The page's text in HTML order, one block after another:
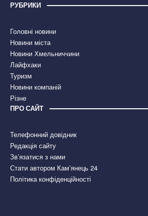
РУБРИКИ
Головні новини
Новини міста
Новини Хмельниччини
Лайфхаки
Туризм
Новини компаній
Різне
ПРО САЙТ
Телефонний довідник
Редакція сайту
Зв’язатися з нами
Стати автором Кам’янець 24
Політика конфіденційності